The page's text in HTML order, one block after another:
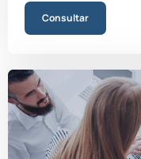
Consultar